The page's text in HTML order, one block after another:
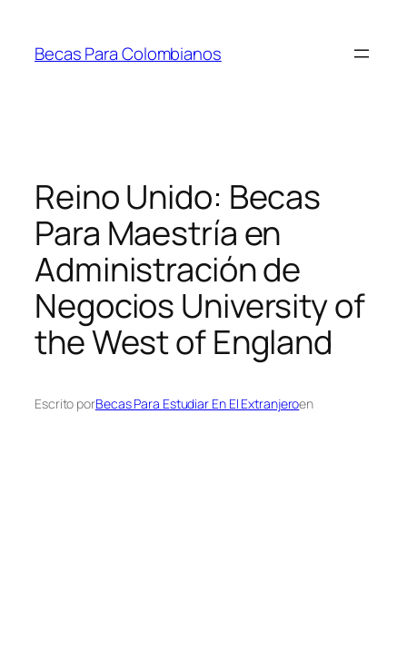
contenido
Becas Para Colombianos
Reino Unido: Becas
Para Maestría en
Administración de
Negocios University of
the West of England
Escrito porBecas Para Estudiar En El Extranjeroen